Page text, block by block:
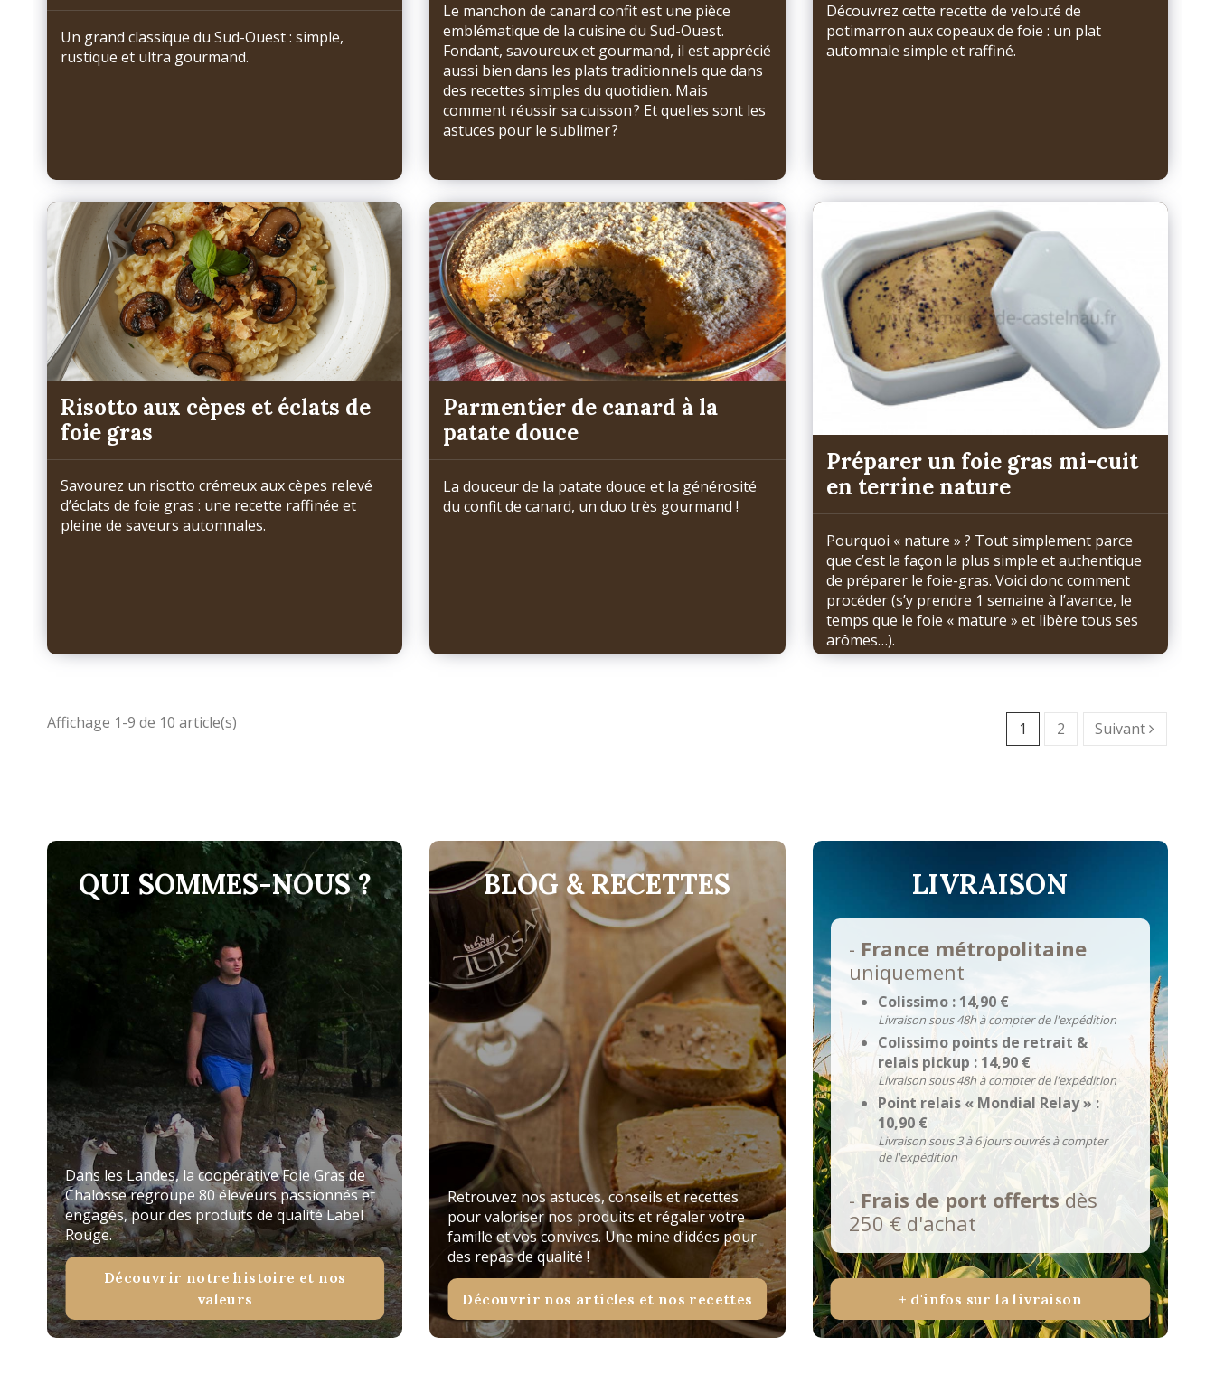
Un grand classique du Sud-Ouest : simple,
rustique et ultra gourmand.
Le manchon de canard confit est une pièce
emblématique de la cuisine du Sud-Ouest.
Fondant, savoureux et gourmand, il est apprécié
aussi bien dans les plats traditionnels que dans
des recettes simples du quotidien. Mais
comment réussir sa cuisson ? Et quelles sont les
astuces pour le sublimer ?
Découvrez cette recette de velouté de
potimarron aux copeaux de foie : un plat
automnale simple et raffiné.
Risotto aux cèpes et éclats de
foie gras
Savourez un risotto crémeux aux cèpes relevé
d’éclats de foie gras : une recette raffinée et
pleine de saveurs automnales.
Parmentier de canard à la
patate douce
La douceur de la patate douce et la générosité
du confit de canard, un duo très gourmand !
Préparer un foie gras mi-cuit
en terrine nature
Pourquoi « nature » ? Tout simplement parce
que c’est la façon la plus simple et authentique
de préparer le foie-gras. Voici donc comment
procéder (s’y prendre 1 semaine à l’avance, le
temps que le foie « mature » et libère tous ses
arômes…).
Affichage 1-9 de 10 article(s) 1 2 Suivant
QUI SOMMES-NOUS ?
Dans les Landes, la coopérative Foie Gras de
Chalosse regroupe 80 éleveurs passionnés et
engagés, pour des produits de qualité Label
Rouge.
Découvrir notre histoire et nos
valeurs
BLOG & RECETTES
Retrouvez nos astuces, conseils et recettes
pour valoriser nos produits et régaler votre
famille et vos convives. Une mine d’idées pour
des repas de qualité !
Découvrir nos articles et nos recettes
LIVRAISON
- France métropolitaine
uniquement
Colissimo : 14,90 €
Livraison sous 48h à compter de l'expédition
Colissimo points de retrait &
relais pickup : 14,90 €
Livraison sous 48h à compter de l'expédition
Point relais « Mondial Relay » :
10,90 €
Livraison sous 3 à 6 jours ouvrés à compter
de l'expédition
- Frais de port offerts dès
250 € d'achat
+ d'infos sur la livraison